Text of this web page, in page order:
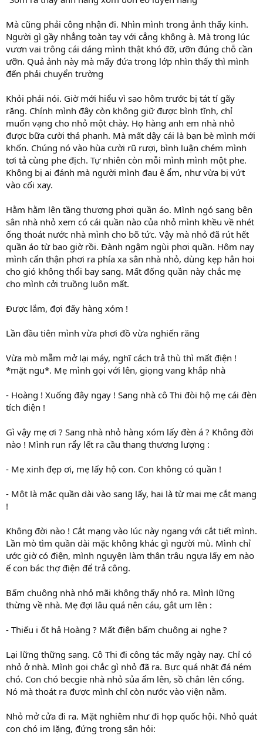
Mà cũng phải công nhận đi. Nhìn mình trong ảnh thấy kinh.
Người gì gầy nhẳng toàn tay với cẳng không à. Mà trong lúc
vươn vai trông cái dáng mình thật khó đỡ, ưỡn đúng chỗ cần
ưỡn. Quả ảnh này mà mấy đứa trong lớp nhìn thấy thì mình
đến phải chuyển trường
Khỏi phải nói. Giờ mới hiểu vì sao hôm trước bị tát tí gãy
răng. Chính mình đây còn không giữ được bình tĩnh, chỉ
muốn vạng cho nhỏ một chày. Họ hàng anh em nhà nhỏ
được bữa cười thả phanh. Mà mất dậy cái là bạn bè mình mới
khốn. Chúng nó vào hùa cười rũ rượi, bình luận chém mình
tơi tả cùng phe địch. Tự nhiên còn mỗi mình mình một phe.
Không bị ai đánh mà người mình đau ê ẩm, như vừa bị vứt
vào cối xay.
Hằm hằm lên tầng thượng phơi quần áo. Mình ngó sang bên
sân nhà nhỏ xem có cái quần nào của nhỏ mình khều về nhét
ống thoát nước nhà mình cho bõ tức. Vậy mà nhỏ đã rút hết
quần áo từ bao giờ rồi. Đành ngậm ngùi phơi quần. Hôm nay
mình cẩn thận phơi ra phía xa sân nhà nhỏ, dùng kẹp hẳn hoi
cho gió không thổi bay sang. Mất đống quần này chắc mẹ
cho mình cởi truồng luôn mất.
Được lắm, đợi đấy hàng xóm !
Lần đầu tiên mình vừa phơi đồ vừa nghiến răng
Vừa mò mẫm mở lại máy, nghĩ cách trả thù thì mất điện !
*mặt ngu*. Mẹ mình gọi với lên, giọng vang khắp nhà
- Hoàng ! Xuống đây ngay ! Sang nhà cô Thi đòi hộ mẹ cái đèn
tích điện !
Gì vậy mẹ ơi ? Sang nhà nhỏ hàng xóm lấy đèn á ? Không đời
nào ! Mình run rẩy lết ra cầu thang thương lượng :
- Mẹ xinh đẹp ơi, mẹ lấy hộ con. Con không có quần !
- Một là mặc quần dài vào sang lấy, hai là từ mai mẹ cắt mạng
!
Không đời nào ! Cắt mạng vào lúc này ngang với cắt tiết mình.
Lần mò tìm quần dài mặc không khác gì người mù. Mình chỉ
ước giờ có điện, mình nguyện làm thân trâu ngựa lấy em nào
ế con bác thợ điện để trả công.
Bấm chuông nhà nhỏ mãi không thấy nhỏ ra. Mình lững
thừng về nhà. Mẹ đợi lâu quá nên cáu, gắt um lên :
- Thiếu i ốt hả Hoàng ? Mất điện bấm chuông ai nghe ?
Lại lững thững sang. Cô Thi đi công tác mấy ngày nay. Chỉ có
nhỏ ở nhà. Mình gọi chắc gì nhỏ đã ra. Bực quá nhặt đá ném
chó. Con chó becgie nhà nhỏ sủa ẩm lên, sồ chân lên cổng.
Nó mà thoát ra được mình chỉ còn nước vào viện nằm.
Nhỏ mở cửa đi ra. Mặt nghiêm như đi họp quốc hội. Nhỏ quát
con chó im lặng, đứng trong sân hỏi: